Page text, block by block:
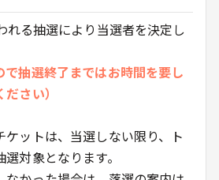
れる抽選により当選者を決定し
で抽選終了まではお時間を要し
さい）
ットは、当選しない限り、ト
対象となります。